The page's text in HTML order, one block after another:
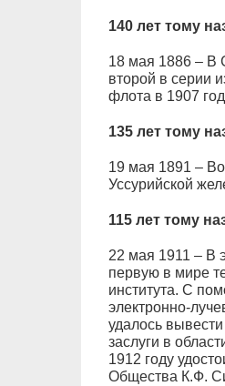
140 лет тому
18 мая 1886 – В
второй в серии
флота в 1907
135 лет тому
19 мая 1891 –
Уссурийской
115 лет тому
22 мая 1911 – В
первую в мире
института. С
электронно-
удалось
заслуги в
1912 году
Общества К.Ф.